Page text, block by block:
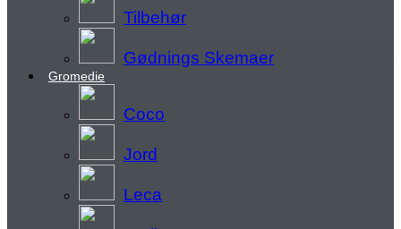
Tilbehør
Gødnings Skemaer
Gromedie
Coco
Jord
Leca